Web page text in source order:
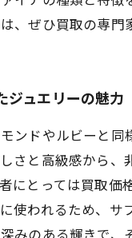
、ぜひ買取の専門
ジュエリーの魅力
ンドやルビーと
さと高級感から
にとっては買取
使われるため、
みのある輝きで